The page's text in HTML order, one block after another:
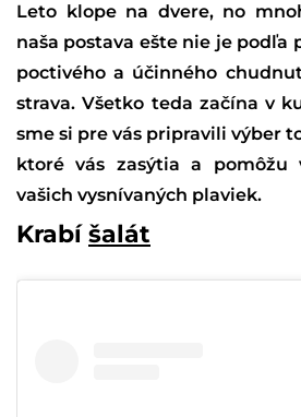
Leto klope na dvere, no
naša postava ešte nie je podľa
poctivého a účinného
strava. Všetko teda začína v
sme si pre vás pripravili výber
ktoré vás zasýtia a pomôžu
vašich vysnívaných plaviek.
Krabíšalát